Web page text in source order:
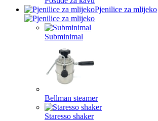
Pjenilice za mlijeko
Subminimal
Bellman steamer
Staresso shaker